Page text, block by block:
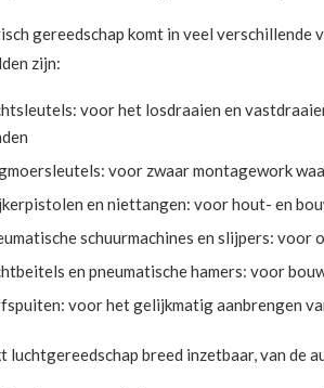
gereedschap komt in veel verschillende
zijn:
voor het losdraaien en
voor zwaar montagework
en niettangen: voor hout- en
schuurmachines en slijpers:
en pneumatische hamers: voor
voor het gelijkmatig aanbrengen
luchtgereedschap breed inzetbaar, van de